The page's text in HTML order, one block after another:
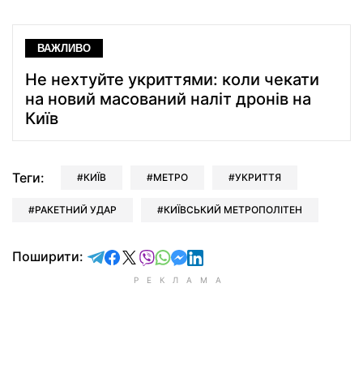
ВАЖЛИВО
Не нехтуйте укриттями: коли чекати
на новий масований наліт дронів на
Київ
Теги: КИЇВ МЕТРО УКРИТТЯ
РАКЕТНИЙ УДАР КИЇВСЬКИЙ МЕТРОПОЛІТЕН
Поширити: відправити у Telegram
поділитись у Facebook
поділитись у X
відправити у Viber
відправити у Whatsapp
відправити у Messenger
відправити у LinkedIn